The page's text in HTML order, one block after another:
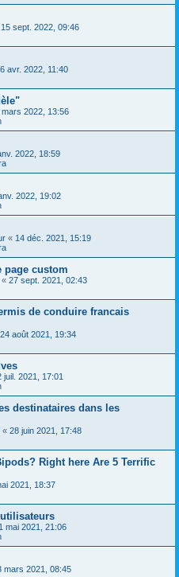
15 sept. 2022, 09:46
avr. 2022, 11:40
mars 2022, 13:56
2022, 18:59
2022, 19:02
« 14 déc. 2021, 15:19
page custom
« 27 sept. 2021, 02:43
de conduire francais
24 août 2021, 19:34
juil. 2021, 17:01
destinataires dans les
« 28 juin 2021, 17:48
Right here Are 5 Terrific
2021, 18:37
mai 2021, 21:06
mars 2021, 08:45